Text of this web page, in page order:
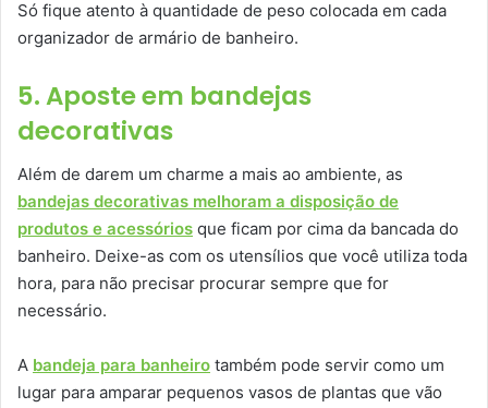
Só fique atento à quantidade de peso colocada em cada
organizador de armário de banheiro.
5. Aposte em bandejas
decorativas
Além de darem um charme a mais ao ambiente, as
bandejas decorativas melhoram a disposição de
produtos e acessórios que ficam por cima da bancada do
banheiro. Deixe-as com os utensílios que você utiliza toda
hora, para não precisar procurar sempre que for
necessário.
A bandeja para banheiro também pode servir como um
lugar para amparar pequenos vasos de plantas que vão